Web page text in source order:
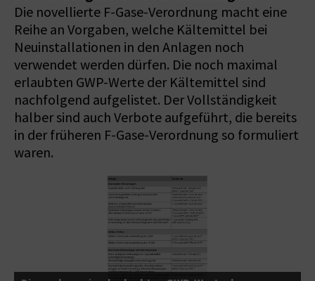
Die novellierte F-Gase-Verordnung macht eine
Reihe an Vorgaben, welche Kältemittel bei
Neuinstallationen in den Anlagen noch
verwendet werden dürfen. Die noch maximal
erlaubten GWP-Werte der Kältemittel sind
nachfolgend aufgelistet. Der Vollständigkeit
halber sind auch Verbote aufgeführt, die bereits
in der früheren F-Gase-Verordnung so formuliert
waren.